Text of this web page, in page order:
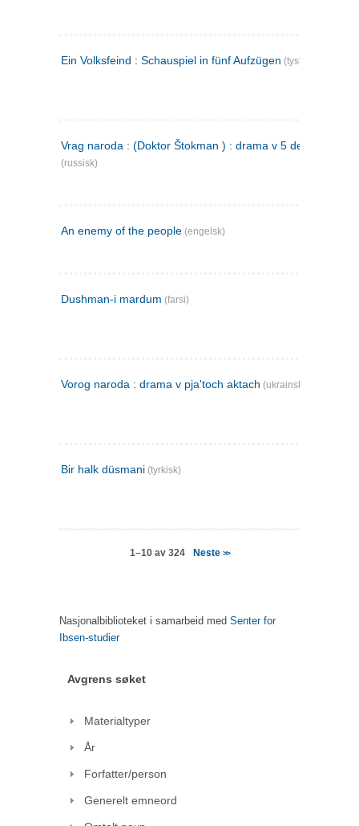
Ein Volksfeind : Schauspiel in fünf Aufzügen (tysk)
Vrag naroda : (Doktor Štokman ) : drama v 5 dejstvijach
(russisk)
An enemy of the people (engelsk)
Dushman-i mardum (farsi)
Vorog naroda : drama v pja'toch aktach (ukrainsk)
Bir halk düsmani (tyrkisk)
1–10 av 324 Neste >>
Nasjonalbiblioteket i samarbeid med Senter for
Ibsen-studier
Avgrens søket
Materialtyper
År
Forfatter/person
Generelt emneord